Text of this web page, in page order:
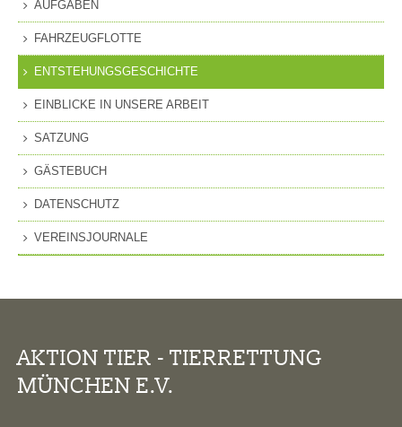
AUFGABEN
FAHRZEUGFLOTTE
ENTSTEHUNGSGESCHICHTE
EINBLICKE IN UNSERE ARBEIT
SATZUNG
GÄSTEBUCH
DATENSCHUTZ
VEREINSJOURNALE
AKTION TIER - TIERRETTUNG
MÜNCHEN E.V.